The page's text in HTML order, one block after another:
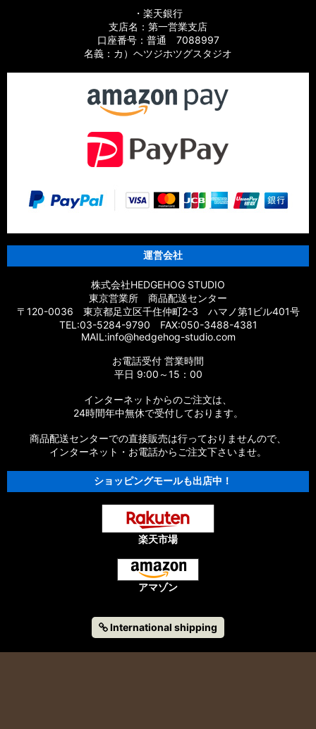
・楽天銀行
支店名：第一営業支店
口座番号：普通 7088997
名義：カ）ヘツジホツグスタジオ
運営会社
株式会社HEDGEHOG STUDIO
東京営業所 商品配送センター
〒120-0036 東京都足立区千住仲町2-3 ハマノ第1ビル401号
TEL:03-5284-9790 FAX:050-3488-4381
MAIL:info@hedgehog-studio.com
お電話受付 営業時間
平日 9:00～15：00
インターネットからのご注文は、
24時間年中無休で受付しております。
商品配送センターでの直接販売は行っておりませんので、
インターネット・お電話からご注文下さいませ。
ショッピングモールも出店中！
楽天市場
アマゾン
International shipping